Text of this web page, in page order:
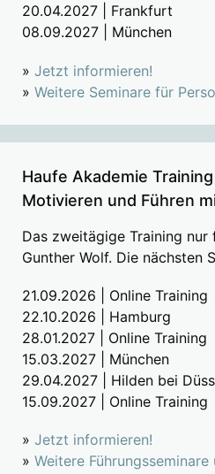
20.04.2027 | Frankfurt
08.09.2027 | München
» Jetzt informieren!
» Weitere Seminare für
Haufe Akademie
Motivieren und Führen
Das zweitägige Training nur
Gunther Wolf. Die nächsten
21.09.2026 | Online Training
22.10.2026 | Hamburg
28.01.2027 | Online Training
15.03.2027 | München
29.04.2027 | Hilden bei
15.09.2027 | Online Training
» Jetzt informieren!
» Weitere